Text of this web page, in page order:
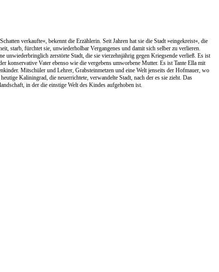
verkaufte«, bekennt die Erzählerin. Seit Jahren hat sie die Stadt »eingekreist«, die
starb, fürchtet sie, unwiederholbar Vergangenes und damit sich selber zu verlieren.
unwiederbringlich zerstörte Stadt, die sie vierzehnjährig gegen Kriegsende verließ. Es ist
konservative Vater ebenso wie die vergebens umworbene Mutter. Es ist Tante Ella mit
Mitschüler und Lehrer, Grabsteinmetzen und eine Welt jenseits der Hofmauer, wo
Kaliningrad, die neuerrichtete, verwandelte Stadt, nach der es sie zieht. Das
in der die einstige Welt des Kindes aufgehoben ist.